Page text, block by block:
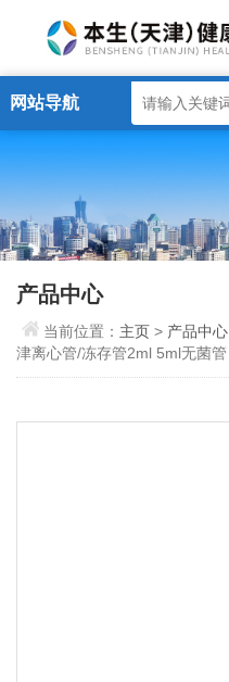
网站导航
产品中心
当前位置： 主页> 产品中心
津离心管/冻存管2ml 5ml无菌管